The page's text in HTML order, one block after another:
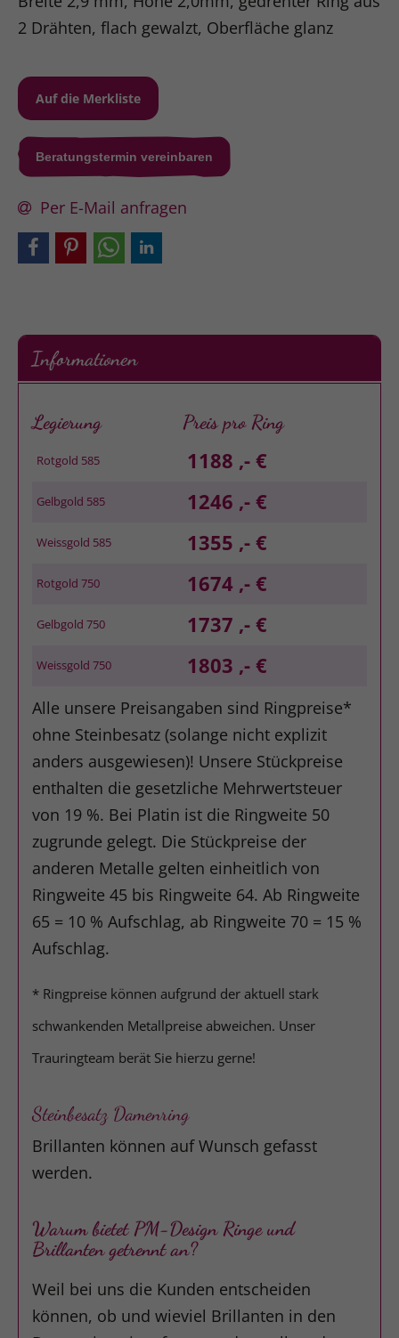
2 Drähten, flach gewalzt, Oberfläche glanz
Beratungstermin vereinbaren
Per E-Mail anfragen
Informationen
Legierung Preis pro Ring
Rotgold 585 1188 ,- €
Gelbgold 585 1246 ,- €
Weissgold 585 1355 ,- €
Rotgold 750 1674 ,- €
Gelbgold 750 1737 ,- €
Weissgold 750 1803 ,- €
Alle unsere Preisangaben sind Ringpreise*
ohne Steinbesatz (solange nicht explizit
anders ausgewiesen)! Unsere Stückpreise
enthalten die gesetzliche Mehrwertsteuer
von 19 %. Bei Platin ist die Ringweite 50
zugrunde gelegt. Die Stückpreise der
anderen Metalle gelten einheitlich von
Ringweite 45 bis Ringweite 64. Ab Ringweite
65 = 10 % Aufschlag, ab Ringweite 70 = 15 %
Aufschlag.
* Ringpreise können aufgrund der aktuell stark
schwankenden Metallpreise abweichen. Unser
Trauringteam berät Sie hierzu gerne!
Steinbesatz Damenring
Brillanten können auf Wunsch gefasst
werden.
Warum bietet PM-Design Ringe und
Brillanten getrennt an?
Weil bei uns die Kunden entscheiden
können, ob und wieviel Brillanten in den